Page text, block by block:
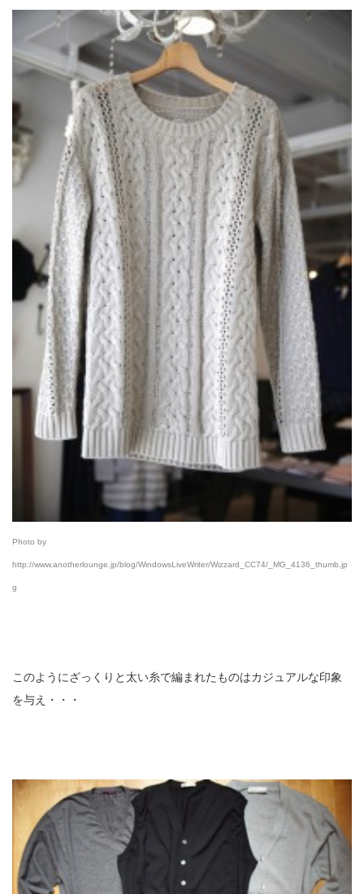
Photo by
http://www.anotherlounge.jp/blog/WindowsLiveWriter/Wizzard_CC74/_MG_4136_thumb.jp
g
このようにざっくりと太い糸で編まれたものはカジュアルな印象
を与え・・・